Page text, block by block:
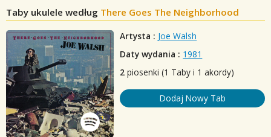
Taby ukulele według There Goes The Neighborhood
Artysta : Joe Walsh
Daty wydania : 1981
2 piosenki (1 Taby i 1 akordy)
Dodaj Nowy Tab